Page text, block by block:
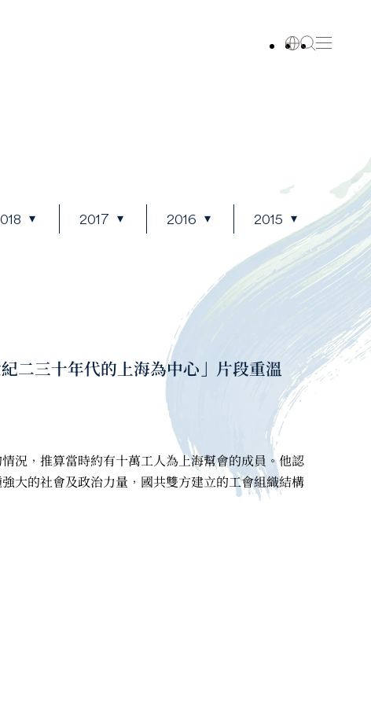
2017 2016 2015
二三十年代的上海為中心」片段重溫
況，推算當時約有十萬工人為上海幫會的成員。他認
大的社會及政治力量，國共雙方建立的工會組織結構